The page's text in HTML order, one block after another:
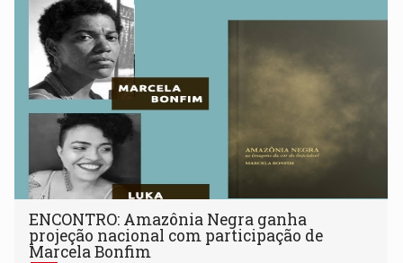
ENCONTRO: Amazônia Negra ganha
projeção nacional com participação de
Marcela Bonfim